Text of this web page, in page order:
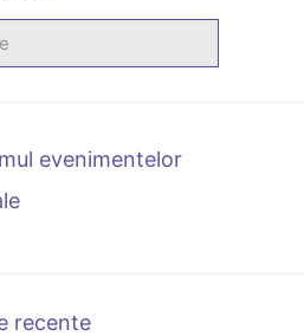
evenimentelor
recente